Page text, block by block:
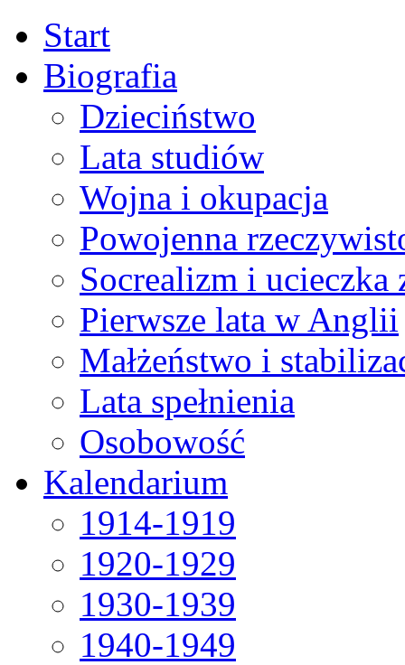
Start
Biografia
Dzieciństwo
Lata studiów
Wojna i okupacja
Powojenna
Socrealizm i ucieczka
Pierwsze lata w Anglii
Małżeństwo i
Lata spełnienia
Osobowość
Kalendarium
1914-1919
1920-1929
1930-1939
1940-1949